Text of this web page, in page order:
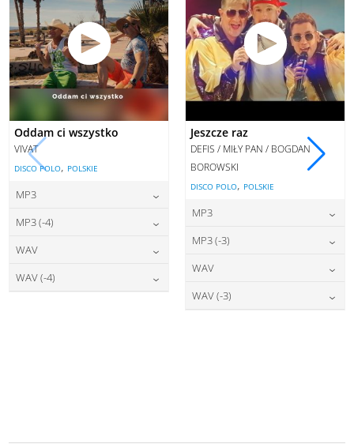
Oddam ci wszystko
VIVAT
DISCO POLO, POLSKIE
MP3
cena:
DODAJ DO KOSZYKA
MP3 (-4)
DODAJ DO KOSZYKA
WAV
cena:
WAV (-4)
Jeszcze raz
DEFIS / MIŁY PAN / BOGDAN
BOROWSKI
DISCO POLO, POLSKIE
MP3
cena:
DODAJ DO KOSZYKA
MP3 (-3)
DODAJ DO KOSZYKA
WAV
cena:
WAV (-3)